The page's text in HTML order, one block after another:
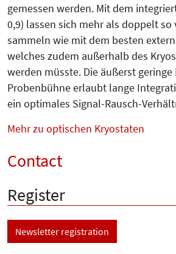
gemessen werden. Mit dem
0,9) lassen sich mehr als doppelt so
sammeln wie mit dem besten
welches zudem außerhalb des
werden müsste. Die äußerst geringe
Probenbühne erlaubt lange
ein optimales Signal-Rausch-
Mehr zu optischen Kryostaten
Contact
Register
Newsletter registration